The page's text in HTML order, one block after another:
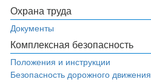
Охрана труда
Документы
Комплексная безопасность
Положения и инструкции
Безопасность дорожного движения